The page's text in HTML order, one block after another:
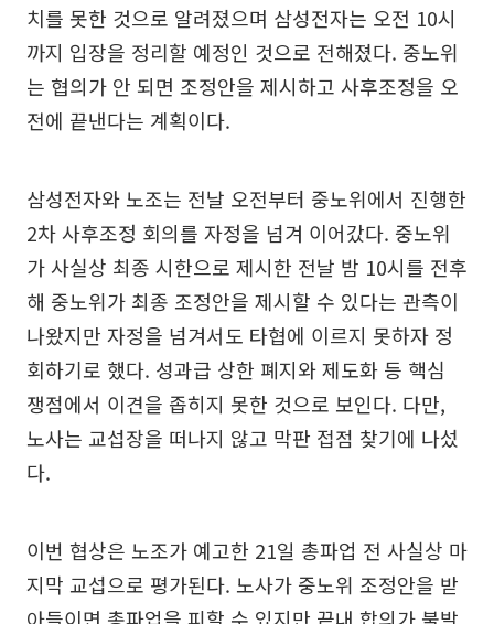
치를 못한 것으로 알려졌으며 삼성전자는 오전 10시
까지 입장을 정리할 예정인 것으로 전해졌다. 중노위
는 협의가 안 되면 조정안을 제시하고 사후조정을 오
전에 끝낸다는 계획이다.
삼성전자와 노조는 전날 오전부터 중노위에서 진행한
2차 사후조정 회의를 자정을 넘겨 이어갔다. 중노위
가 사실상 최종 시한으로 제시한 전날 밤 10시를 전후
해 중노위가 최종 조정안을 제시할 수 있다는 관측이
나왔지만 자정을 넘겨서도 타협에 이르지 못하자 정
회하기로 했다. 성과급 상한 폐지와 제도화 등 핵심
쟁점에서 이견을 좁히지 못한 것으로 보인다. 다만,
노사는 교섭장을 떠나지 않고 막판 접점 찾기에 나섰
다.
이번 협상은 노조가 예고한 21일 총파업 전 사실상 마
지막 교섭으로 평가된다. 노사가 중노위 조정안을 받
아들이면 총파업을 피할 수 있지만 끝내 합의가 불발